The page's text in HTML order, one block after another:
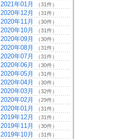
2021年01月 （31件）
2020年12月 （31件）
2020年11月 （30件）
2020年10月 （31件）
2020年09月 （30件）
2020年08月 （31件）
2020年07月 （31件）
2020年06月 （30件）
2020年05月 （31件）
2020年04月 （30件）
2020年03月 （32件）
2020年02月 （29件）
2020年01月 （31件）
2019年12月 （31件）
2019年11月 （30件）
2019年10月 （31件）